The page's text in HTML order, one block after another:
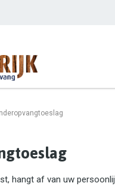
hangt af van uw